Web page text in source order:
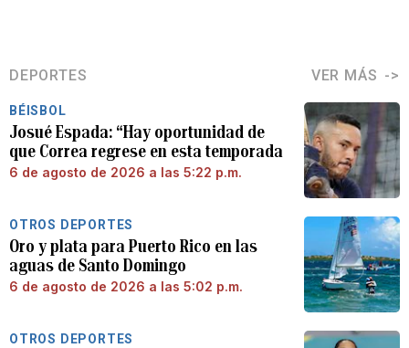
DEPORTES VER MÁS
BÉISBOL
Josué Espada: “Hay oportunidad de
que Correa regrese en esta temporada
6 de agosto de 2026 a las 5:22 p.m.
OTROS DEPORTES
Oro y plata para Puerto Rico en las
aguas de Santo Domingo
6 de agosto de 2026 a las 5:02 p.m.
OTROS DEPORTES